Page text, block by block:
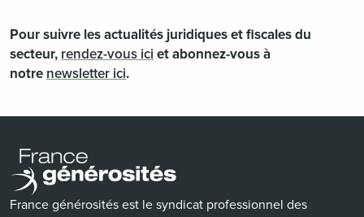
Pour suivre les actualités juridiques et fiscales du
secteur, rendez-vous ici et abonnez-vous à
notre newsletter ici.
France générosités est le syndicat professionnel des